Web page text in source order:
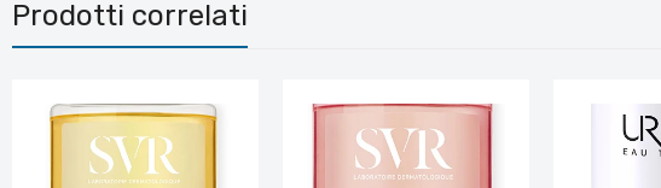
Prodotti correlati